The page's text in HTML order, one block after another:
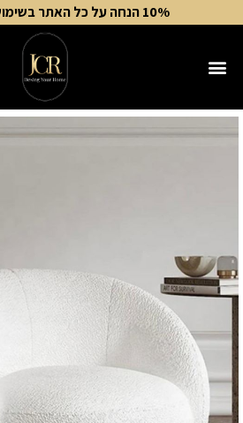
10% הנחה על כל האתר בשימוש בקוד ADI10